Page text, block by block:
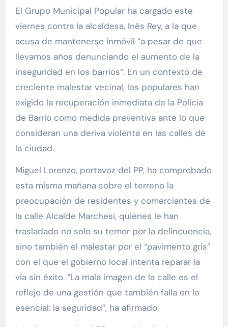
El Grupo Municipal Popular ha cargado este
viernes contra la alcaldesa, Inés Rey, a la que
acusa de mantenerse inmóvil “a pesar de que
llevamos años denunciando el aumento de la
inseguridad en los barrios”. En un contexto de
creciente malestar vecinal, los populares han
exigido la recuperación inmediata de la Policía
de Barrio como medida preventiva ante lo que
consideran una deriva violenta en las calles de
la ciudad.
Miguel Lorenzo, portavoz del PP, ha comprobado
esta misma mañana sobre el terreno la
preocupación de residentes y comerciantes de
la calle Alcalde Marchesi, quienes le han
trasladado no solo su temor por la delincuencia,
sino también el malestar por el “pavimento gris”
con el que el gobierno local intenta reparar la
vía sin éxito. “La mala imagen de la calle es el
reflejo de una gestión que también falla en lo
esencial: la seguridad”, ha afirmado.